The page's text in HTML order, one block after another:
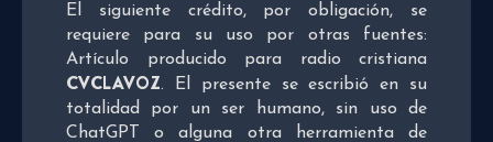
El siguiente crédito, por obligación, se
requiere para su uso por otras fuentes:
Artículo producido para radio cristiana
CVCLAVOZ. El presente se escribió en su
totalidad por un ser humano, sin uso de
ChatGPT o alguna otra herramienta de